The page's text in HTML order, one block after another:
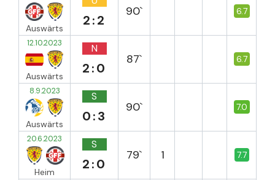
Auswärts 2:2
90` 6.7
12.10.2023
Auswärts
N
2:0
87` 6.7
8.9.2023
Auswärts
S
0:3
90` 7.0
20.6.2023
Heim
S
2:0
79` 1 7.7